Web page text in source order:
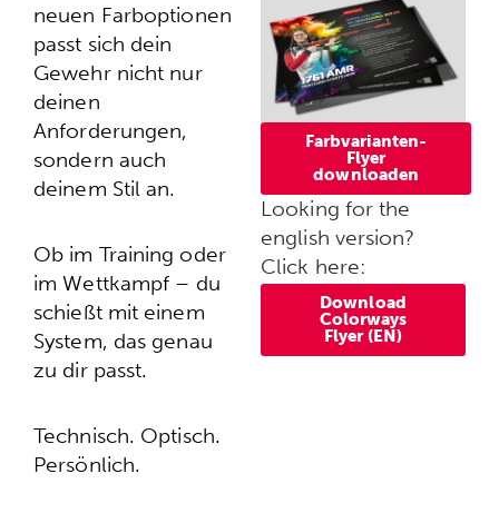
neuen Farboptionen
passt sich dein
Gewehr nicht nur
deinen
Anforderungen,
sondern auch
deinem Stil an.
Ob im Training oder
im Wettkampf – du
schießt mit einem
System, das genau
zu dir passt.
Technisch. Optisch.
Persönlich.
Farbvarianten-
Flyer
downloaden
Looking for the
english version?
Click here:
Download
Colorways
Flyer (EN)